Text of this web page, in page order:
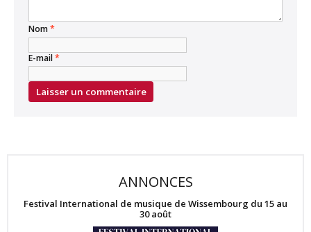
Nom*
E-mail*
ANNONCES
Festival International de musique de Wissembourg du 15 au
30 août